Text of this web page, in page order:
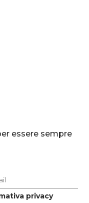
essere sempre
privacy